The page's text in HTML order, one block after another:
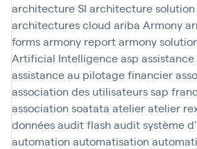
architecture SI architecture solution
architectures cloud ariba Armony
formsarmony reportarmony
Artificial Intelligenceasp
assistance au pilotage financier
association des utilisateurs sap
association soatata atelieratelier
donnéesaudit flashaudit système
automation automatisation